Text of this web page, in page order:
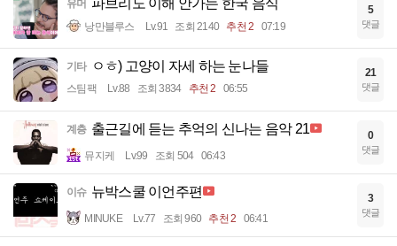
유머 파브리도 이해 안가는 한국 음식
낭만블루스 Lv.91 조회 2140 추천 2 07:19
5
댓글
기타 ㅇㅎ) 고양이 자세 하는 눈나들
스팀팩 Lv.88 조회 3834 추천 2 06:55
21
댓글
계층 출근길에 듣는 추억의 신나는 음악 21
뮤지케 Lv.99 조회 504 06:43
0
댓글
이슈 뉴박스쿨 이언주편
MINUKE Lv.77 조회 960 추천 2 06:41
3
댓글